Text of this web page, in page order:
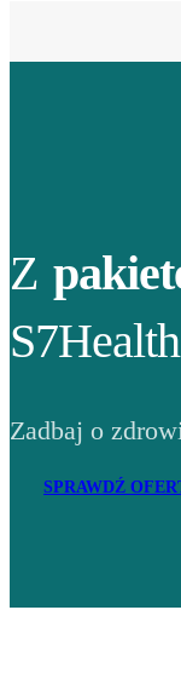
Z
S7Health
Zadbaj o
SPRAWDŹ